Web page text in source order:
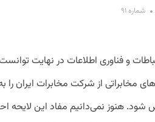
شماره ۹۱
و فناوری اطلاعات در نهایت
مخابراتی از شرکت مخابرات ایران را
شود. هنوز نمی‌دانیم مفاد این